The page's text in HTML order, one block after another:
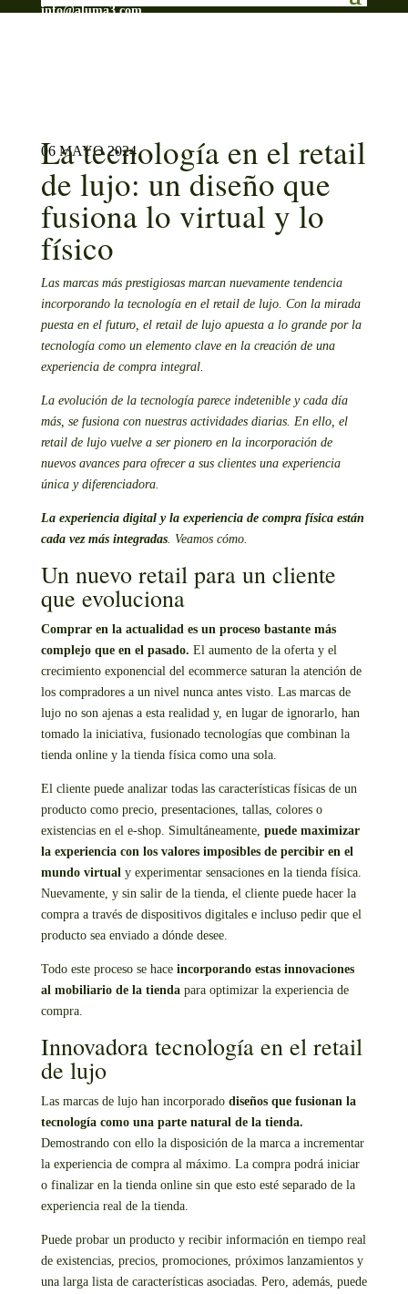
info@aluma3.com
06 MAYO 2024
La tecnología en el retail
de lujo: un diseño que
fusiona lo virtual y lo
físico
Las marcas más prestigiosas marcan nuevamente tendencia
incorporando la tecnología en el retail de lujo. Con la mirada
puesta en el futuro, el retail de lujo apuesta a lo grande por la
tecnología como un elemento clave en la creación de una
experiencia de compra integral.
La evolución de la tecnología parece indetenible y cada día
más, se fusiona con nuestras actividades diarias. En ello, el
retail de lujo vuelve a ser pionero en la incorporación de
nuevos avances para ofrecer a sus clientes una experiencia
única y diferenciadora.
La experiencia digital y la experiencia de compra física están
cada vez más integradas. Veamos cómo.
Un nuevo retail para un cliente
que evoluciona
Comprar en la actualidad es un proceso bastante más
complejo que en el pasado. El aumento de la oferta y el
crecimiento exponencial del ecommerce saturan la atención de
los compradores a un nivel nunca antes visto. Las marcas de
lujo no son ajenas a esta realidad y, en lugar de ignorarlo, han
tomado la iniciativa, fusionado tecnologías que combinan la
tienda online y la tienda física como una sola.
El cliente puede analizar todas las características físicas de un
producto como precio, presentaciones, tallas, colores o
existencias en el e-shop. Simultáneamente, puede maximizar
la experiencia con los valores imposibles de percibir en el
mundo virtual y experimentar sensaciones en la tienda física.
Nuevamente, y sin salir de la tienda, el cliente puede hacer la
compra a través de dispositivos digitales e incluso pedir que el
producto sea enviado a dónde desee.
Todo este proceso se hace incorporandoestas innovaciones
al mobiliario de la tienda para optimizar la experiencia de
compra.
Innovadora tecnología en el retail
de lujo
Las marcas de lujo han incorporado diseños que fusionan la
tecnología como una parte natural de la tienda.
Demostrando con ello la disposición de la marca a incrementar
la experiencia de compra al máximo. La compra podrá iniciar
o finalizar en la tienda online sin que esto esté separado de la
experiencia real de la tienda.
Puede probar un producto y recibir información en tiempo real
de existencias, precios, promociones, próximos lanzamientos y
una larga lista de características asociadas. Pero, además, puede